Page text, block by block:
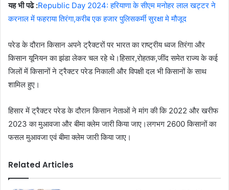
यह भी पढे :Republic Day 2024: हरियाणा के सीएम मनोहर लाल खट्टर ने
करनाल में फहराया तिरंगा,करीब एक हजार पुलिसकर्मी सुरक्षा मे मौजूद
परेड के दौरान किसान अपने ट्रैक्टरों पर भारत का राष्ट्रीय ध्वज तिरंगा और
किसान यूनियन का झंडा लेकर चल रहे थे।हिसार,रोहतक,जींद समेत राज्य के कई
जिलों में किसानों ने ट्रैक्टर परेड निकाली और विपक्षी दल भी किसानों के साथ
शामिल हुए।
हिसार में ट्रैक्टर परेड के दौरान किसान नेताओं ने मांग की कि 2022 और खरीफ
2023 का मुआवजा और बीमा क्लेम जारी किया जाए।लगभग 2600 किसानों का
फसल मुआवजा एवं बीमा क्लेम जारी किया जाए।
Related Articles